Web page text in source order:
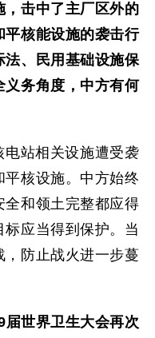
击中了主厂区外的
核能设施的袭击行
法、民用基础设施保
务角度，中方有何
站相关设施遭受袭
核设施。中方始终
和领土完整都应得
应当得到保护。当
防止战火进一步蔓
届世界卫生大会再次